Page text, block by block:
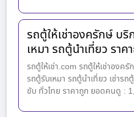
รถตู้ให้เช่าองครักษ์ บริ
เหมา รถตู้นำเที่ยว ราค
รถตู้ให้เช่า.com รถตู้ให้เช่าองค
รถตู้รับเหมา รถตู้นำเที่ยว เช่าร
ขับ ทั่วไทย ราคาถูก ยอดคนดู :